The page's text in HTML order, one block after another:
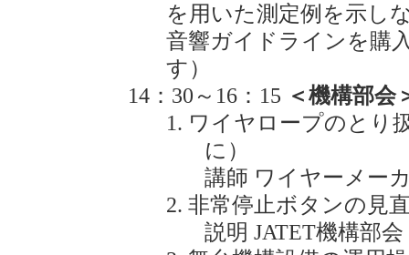
を用いた測定例を示し
音響ガイドラインを購
す）
14：30～16：15 ＜機構部会
ワイヤロープのとり
に）
講師 ワイヤーメー
非常停止ボタンの見
説明 JATET機構部